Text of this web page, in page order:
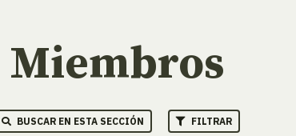
Miembros
BUSCAR EN ESTA SECCIÓN FILTRAR